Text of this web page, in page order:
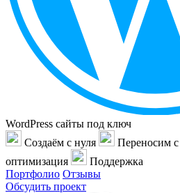
WordPress сайты под ключ
Создаём с нуля
Переносим
оптимизация
Поддержка
Портфолио Отзывы
Обсудить проект